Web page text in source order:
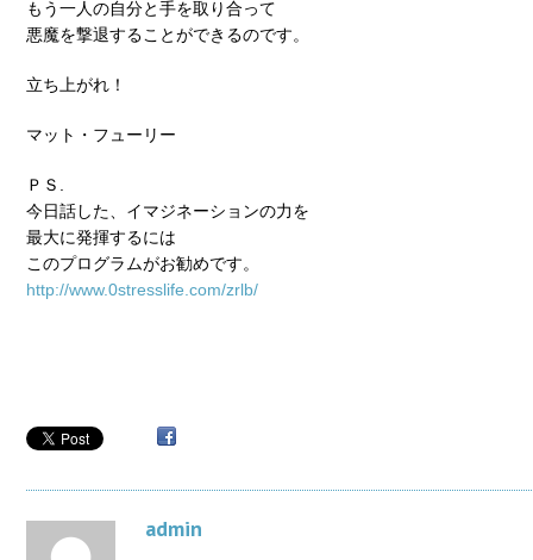
もう一人の自分と手を取り合って
悪魔を撃退することができるのです。
立ち上がれ！
マット・フューリー
ＰＳ.
今日話した、イマジネーションの力を
最大に発揮するには
このプログラムがお勧めです。
http://www.0stresslife.com/zrlb/
admin